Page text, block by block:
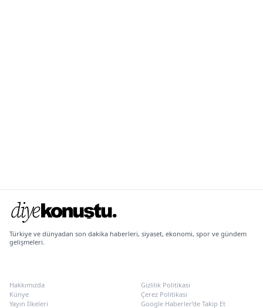
Türkiye ve dünyadan son dakika haberleri, siyaset, ekonomi, spor ve gündem
gelişmeleri.
Hakkımızda
Künye
Yayın İlkeleri
Gizlilik Politikası
Çerez Politikası
Google Haberler’de Takip Et